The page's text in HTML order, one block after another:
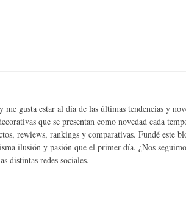
gusta estar al día de las últimas tendencias y
que se presentan como novedad cada
rewiews, rankings y comparativas. Fundé este
ilusión y pasión que el primer día. ¿Nos
distintas redes sociales.